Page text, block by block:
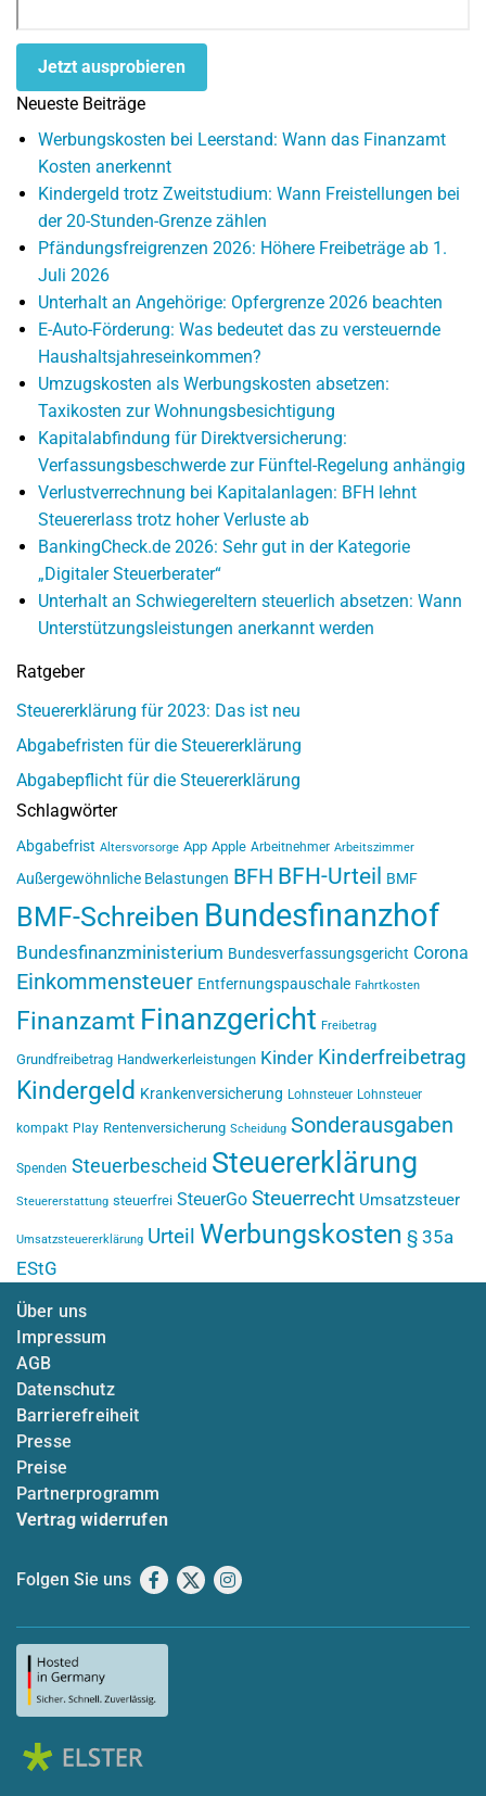
Jetzt ausprobieren
Neueste Beiträge
Werbungskosten bei Leerstand: Wann das Finanzamt
Kosten anerkennt
Kindergeld trotz Zweitstudium: Wann Freistellungen bei
der 20-Stunden-Grenze zählen
Pfändungsfreigrenzen 2026: Höhere Freibeträge ab 1.
Juli 2026
Unterhalt an Angehörige: Opfergrenze 2026 beachten
E-Auto-Förderung: Was bedeutet das zu versteuernde
Haushaltsjahreseinkommen?
Umzugskosten als Werbungskosten absetzen:
Taxikosten zur Wohnungsbesichtigung
Kapitalabfindung für Direktversicherung:
Verfassungsbeschwerde zur Fünftel-Regelung anhängig
Verlustverrechnung bei Kapitalanlagen: BFH lehnt
Steuererlass trotz hoher Verluste ab
BankingCheck.de 2026: Sehr gut in der Kategorie
„Digitaler Steuerberater“
Unterhalt an Schwiegereltern steuerlich absetzen: Wann
Unterstützungsleistungen anerkannt werden
Ratgeber
Steuererklärung für 2023: Das ist neu
Abgabefristen für die Steuererklärung
Abgabepflicht für die Steuererklärung
Schlagwörter
Abgabefrist Altersvorsorge App Apple Arbeitnehmer Arbeitszimmer
Außergewöhnliche Belastungen BFH BFH-Urteil BMF
BMF-Schreiben Bundesfinanzhof
Bundesfinanzministerium Bundesverfassungsgericht Corona
Einkommensteuer Entfernungspauschale Fahrtkosten
Finanzamt Finanzgericht Freibetrag
Grundfreibetrag Handwerkerleistungen Kinder Kinderfreibetrag
Kindergeld Krankenversicherung Lohnsteuer Lohnsteuer
kompakt Play Rentenversicherung Scheidung Sonderausgaben
Spenden Steuerbescheid Steuererklärung
Steuererstattung steuerfrei SteuerGo Steuerrecht Umsatzsteuer
Umsatzsteuererklärung Urteil Werbungskosten § 35a
EStG
Über uns
Impressum
AGB
Datenschutz
Barrierefreiheit
Presse
Preise
Partnerprogramm
Vertrag widerrufen
Folgen Sie uns Facebook
X Instagram